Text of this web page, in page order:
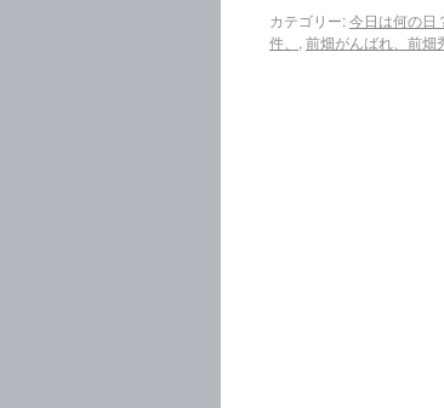
カテゴリー:今日は何の日
件、 , 前畑がんばれ、前畑